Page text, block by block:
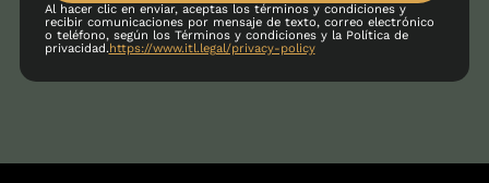
Al hacer clic en enviar, aceptas los términos y condiciones y
recibir comunicaciones por mensaje de texto, correo electrónico
o teléfono, según los Términos y condiciones y la Política de
privacidad.https://www.itl.legal/privacy-policy